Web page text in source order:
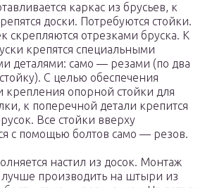
каркас из брусьев, к
доски. Потребуются стойки.
скрепляются отрезками бруска. К
крепятся специальными
деталями: само — резами (по два
С целью обеспечения
крепления опорной стойки для
к поперечной детали крепится
Все стойки вверху
с помощью болтов само — резов.
настил из досок. Монтаж
производить на штыри из